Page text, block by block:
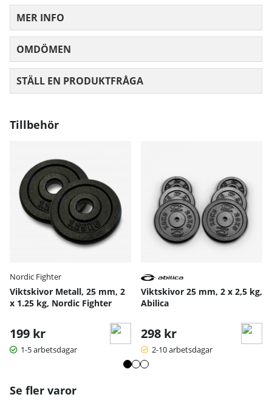
MER INFO
OMDÖMEN
STÄLL EN PRODUKTFRÅGA
Tillbehör
Nordic Fighter
Viktskivor Metall, 25 mm, 2
x 1.25 kg, Nordic Fighter
199 kr
1-5 arbetsdagar
Viktskivor 25 mm, 2 x 2,5 kg,
Abilica
298 kr
2-10 arbetsdagar
Se fler varor